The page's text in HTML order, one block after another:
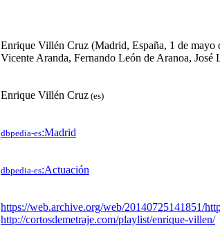
Enrique Villén Cruz (Madrid, España, 1 de mayo
Vicente Aranda, Fernando León de Aranoa,
Enrique Villén Cruz (es)
dbpedia-es:Madrid
dbpedia-es:Actuación
https://web.archive.org/web/20140725141851/
http://cortosdemetraje.com/playlist/enrique-villen/